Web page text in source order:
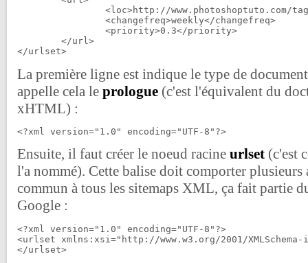
La première ligne est indique le type de
appelle cela le prologue (c'est l'équivalent du
xHTML) :
<?xml version="1.0" encoding="UTF-8"?>
Ensuite, il faut créer le noeud racine urlset (c'est
l'a nommé). Cette balise doit comporter plusieurs
commun à tous les sitemaps XML, ça fait partie
Google :
<?xml version="1.0" encoding="UTF-8"?>
<urlset xmlns:xsi="http://www.w3.org/2001/